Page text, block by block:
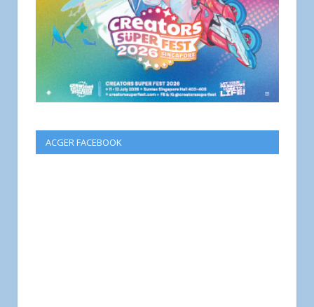
ACGER FACEBOOK